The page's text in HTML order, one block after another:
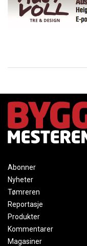
Abonner
Nyheter
Tømreren
Reportasje
Produkter
Kommentarer
Magasiner